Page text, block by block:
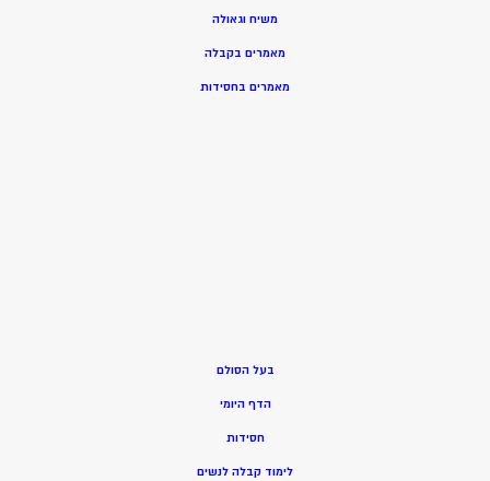
משיח וגאולה
מאמרים בקבלה
מאמרים בחסידות
בעל הסולם
הדף היומי
חסידות
לימוד קבלה לנשים